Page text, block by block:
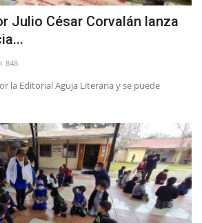
Julio César Corvalán lanza
848
la Editorial Aguja Literaria y se puede